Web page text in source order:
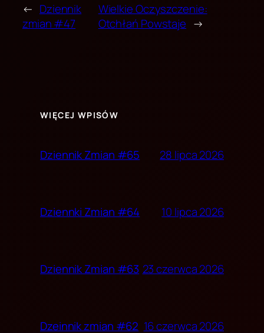
← Dziennik
zmian #47
Wielkie Oczyszczenie:
Otchłań Powstaje →
WIĘCEJ WPISÓW
Dziennik Zmian #65 28 lipca 2026
Dziennki Zmian #64 10 lipca 2026
Dziennik Zmian #63 23 czerwca 2026
Dzeinnik zmian #62 16 czerwca 2026